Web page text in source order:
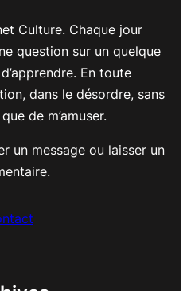
Culture. Chaque jour
question sur un quelque
En toute
dans le désordre, sans
de m’amuser.
un message ou laisser un